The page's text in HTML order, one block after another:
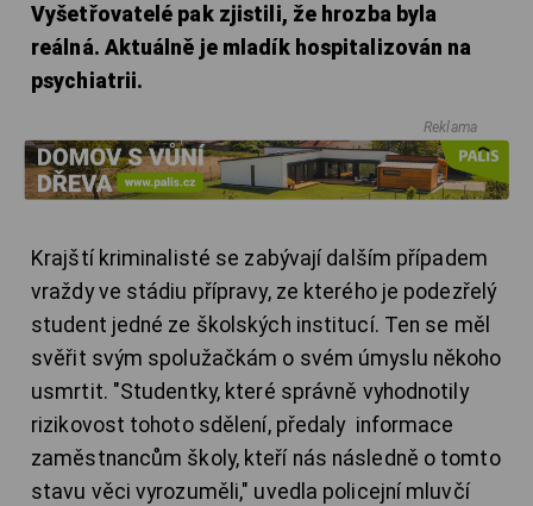
Vyšetřovatelé pak zjistili, že hrozba byla
reálná. Aktuálně je mladík hospitalizován na
psychiatrii.
Reklama
Krajští kriminalisté se zabývají dalším případem
vraždy ve stádiu přípravy, ze kterého je podezřelý
student jedné ze školských institucí. Ten se měl
svěřit svým spolužačkám o svém úmyslu někoho
usmrtit. "Studentky, které správně vyhodnotily
rizikovost tohoto sdělení, předaly informace
zaměstnancům školy, kteří nás následně o tomto
stavu věci vyrozuměli," uvedla policejní mluvčí